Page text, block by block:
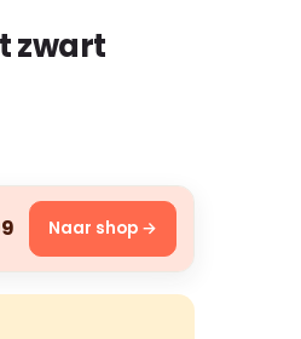
zwart
Naar shop →